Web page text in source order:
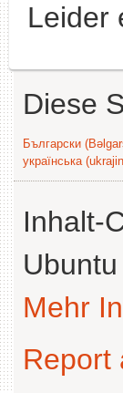
Leider
Diese
Български
українська
Inhalt-
Mehr
Report